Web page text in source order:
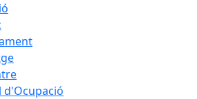
d'Ocupació